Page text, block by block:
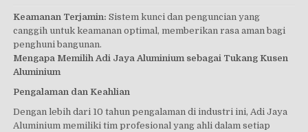
Keamanan Terjamin: Sistem kunci dan penguncian yang
canggih untuk keamanan optimal, memberikan rasa aman bagi
penghuni bangunan.
Mengapa Memilih Adi Jaya Aluminium sebagai Tukang Kusen
Aluminium
Pengalaman dan Keahlian
Dengan lebih dari 10 tahun pengalaman di industri ini, Adi Jaya
Aluminium memiliki tim profesional yang ahli dalam setiap